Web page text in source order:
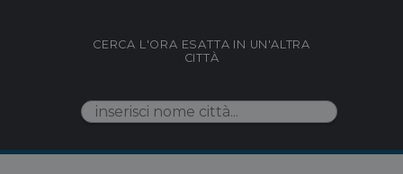
CERCA L'ORA ESATTA IN UN'ALTRA
CITTÀ